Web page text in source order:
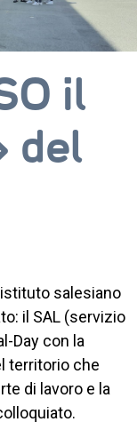
il
del
salesiano
il SAL (servizio
Day con la
territorio che
di lavoro e la